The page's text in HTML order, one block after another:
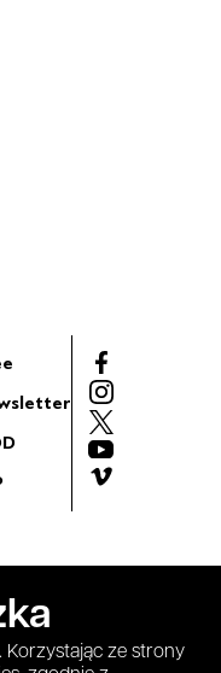
Korzystając ze strony